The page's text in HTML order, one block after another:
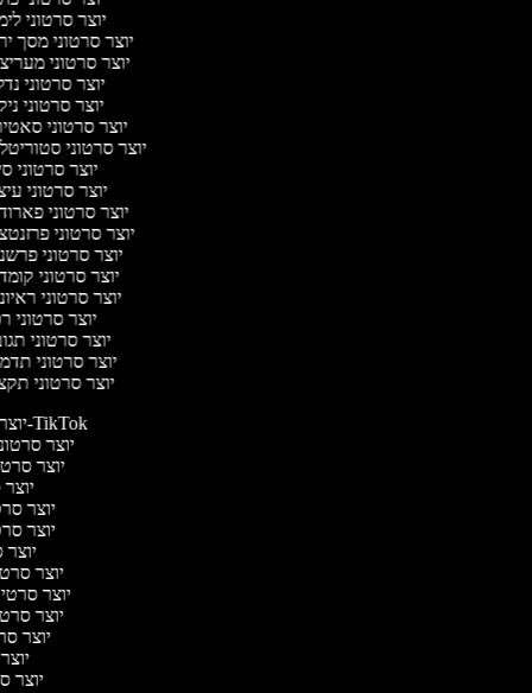
יוצר סרטוני
יוצר סרטוני מסך
יוצר סרטוני
יוצר סרטוני
יוצר סרטוני
יוצר סרטוני
יוצר סרטוני
יוצר סרטוני
יוצר סרטוני
יוצר סרטוני
יוצר סרטוני
יוצר סרטוני
יוצר סרטוני
יוצר סרטוני
יוצר סרטוני
יוצר סרטוני
יוצר סרטוני
יוצר סרטוני
יוצר סרטונים ל-TikTok
יוצר
יוצר
יוצר
יוצר
יוצר
יוצר
יוצר סרטי
יוצר
יוצר
יוצר